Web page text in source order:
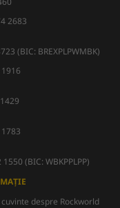
2683
(BIC: BREXPLPWMBK)
(BIC: WBKPPLPP)
despre Rockworld